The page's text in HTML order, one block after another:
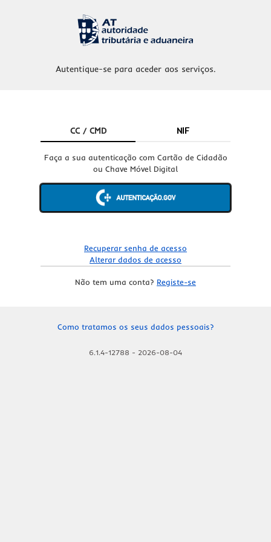
Autentique-se para aceder aos serviços.
CC / CMD NIF
Faça a sua autenticação com Cartão de Cidadão
ou Chave Móvel Digital
Recuperar senha de acesso
Alterar dados de acesso
Não tem uma conta? Registe-se
Como tratamos os seus dados pessoais?
6.1.4-12788 - 2026-08-04